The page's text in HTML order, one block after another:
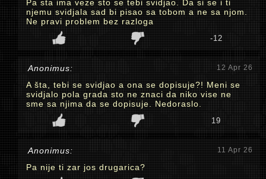
Pa sta ima veze sto se tebi svidjao. Da si se i ti
njemu svidjala sad bi pisao sa tobom a ne sa njom.
Ne pravi problem bez razloga
-12
Anonimus: 12 Apr 26
A šta, tebi se svidjao a ona se dopisuje?! Meni se
svidjalo pola grada sto ne znaci da niko vise ne
sme sa njima da se dopisuje. Nedoraslo.
19
Anonimus: 11 Apr 26
Pa nije ti zar jos drugarica?